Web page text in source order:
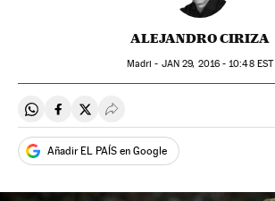
ALEJANDRO CIRIZA
Madri - JAN 29, 2016 - 10:48EST
Compartir en Whatsapp
Compartir en Facebook
Compartir en Twitter
Desplegar Redes Sociales
Añadir EL PAÍS en Google